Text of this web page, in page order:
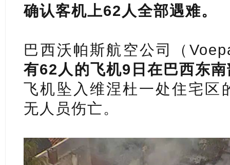
确认客机上62人全部遇难。
巴西沃帕斯航空公司（
有62人的飞机9日在巴西东
飞机坠入维涅杜一处住宅区
无人员伤亡。